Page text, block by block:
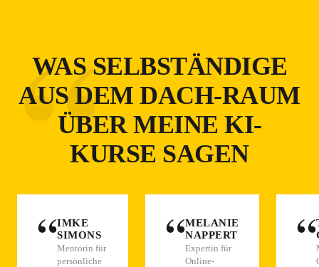
“
WAS SELBSTÄNDIGE
AUS DEM DACH-RAUM
ÜBER MEINE KI-
KURSE SAGEN
“IMKE
SIMONS
Mentorin für
persönliche
“MELANIE
NAPPERT
Expertin für
Online-
“